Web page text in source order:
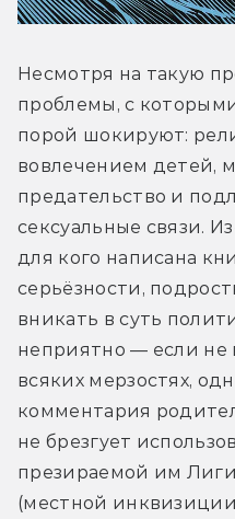
Несмотря на такую
проблемы, с
порой шокируют:
вовлечением детей,
предательство и
сексуальные связи.
для кого написана
серьёзности,
вникать в суть
неприятно — если не
всяких мерзостях,
комментария
не брезгует
презираемой им
(местной